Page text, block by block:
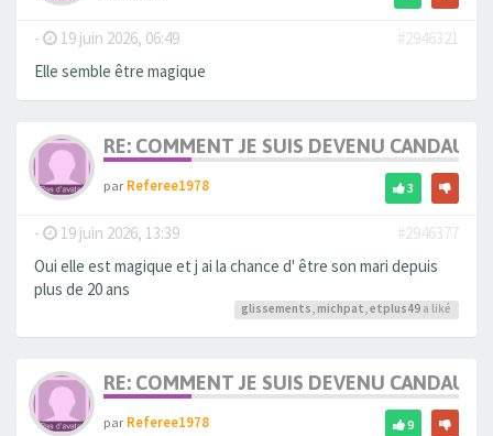
- 19 juin 2026, 06:49
#2946321
Elle semble être magique
RE: COMMENT JE SUIS DEVENU
parReferee1978 3
- 19 juin 2026, 13:39
#2946377
Oui elle est magique et j ai la chance d' être son mari depuis
plus de 20 ans
glissements, michpat,etplus49 a liké
RE: COMMENT JE SUIS DEVENU
parReferee1978 9